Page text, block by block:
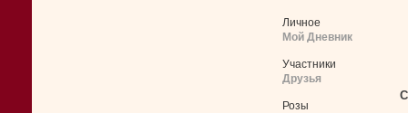
Личное
Мой Дневник
Участники
Друзья
Розы